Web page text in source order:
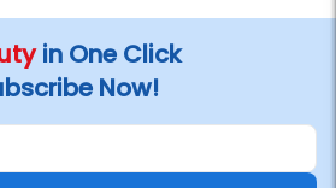
in One Click
Now!